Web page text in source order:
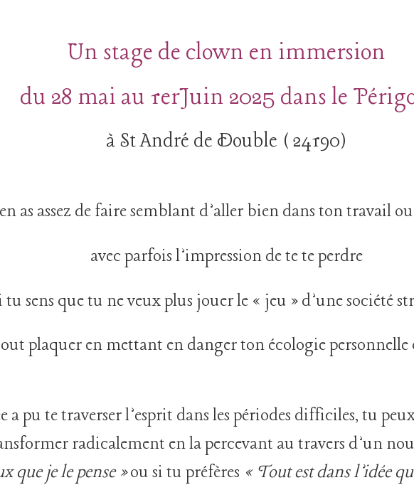
Un stage de clown en immersion
du 28 mai au 1erJuin 2025 dans le
à St André de Double ( 24190)
as assez de faire semblant d’aller bien dans ton travail
avec parfois l’impression de te te perdre
tu sens que tu ne veux plus jouer le « jeu » d’une société
plaquer en mettant en danger ton écologie
a pu te traverser l’esprit dans les périodes difficiles, tu
radicalement en la percevant au travers d’un
que je le pense »ou si tu préfères « Tout est dans l’idée